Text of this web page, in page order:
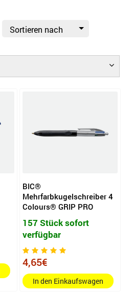
Sortieren nach
BIC®
Mehrfarbkugelschreiber 4
Colours® GRIP PRO
157 Stück sofort
verfügbar
4,65€
In den Einkaufswagen